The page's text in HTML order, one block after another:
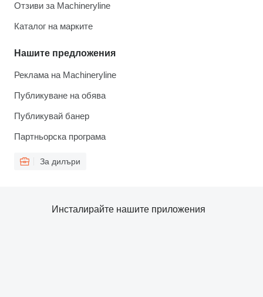
Отзиви за Machineryline
Каталог на марките
Нашите предложения
Реклама на Machineryline
Публикуване на обява
Публикувай банер
Партньорска програма
За дилъри
Инсталирайте нашите приложения